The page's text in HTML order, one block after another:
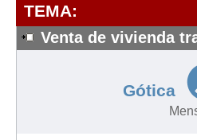
Requerimientos y
Formularios sobre Propiedad
Modelos de Convocatoria de
Modelos de Acta de Junta de
TEMA:
Venta de vivienda
Gótica